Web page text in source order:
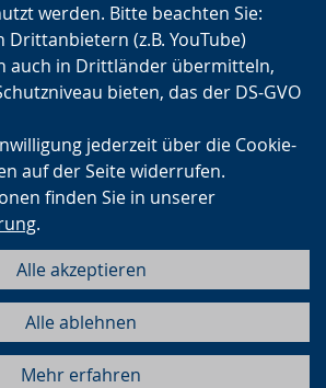
werden. Bitte beachten Sie:
Drittanbietern (z.B. YouTube)
auch in Drittländer übermitteln,
bieten, das der DS-GVO
jederzeit über die Cookie-
auf der Seite widerrufen.
finden Sie in unserer
.
Alle akzeptieren
Alle ablehnen
Mehr erfahren